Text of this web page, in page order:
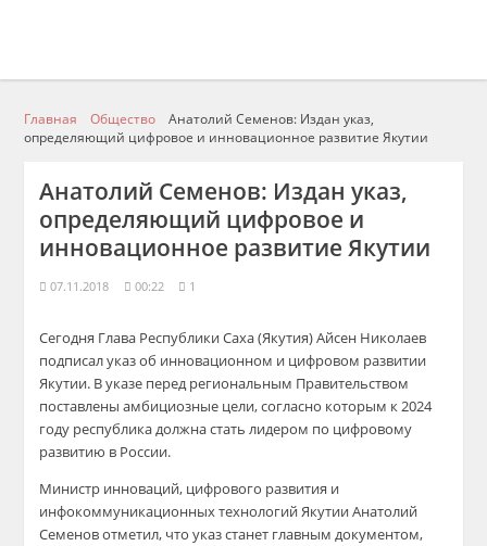
Главная Общество
Анатолий Семенов: Издан указ,
определяющий цифровое и инновационное развитие Якутии
Анатолий Семенов: Издан указ,
определяющий цифровое и
инновационное развитие Якутии
07.11.2018 00:22 1
Сегодня Глава Республики Саха (Якутия) Айсен Николаев
подписал указ об инновационном и цифровом развитии
Якутии. В указе перед региональным Правительством
поставлены амбициозные цели, согласно которым к 2024
году республика должна стать лидером по цифровому
развитию в России.
Министр инноваций, цифрового развития и
инфокоммуникационных технологий ЯкутииАнатолий
Семенов отметил, что указ станет главным документом,